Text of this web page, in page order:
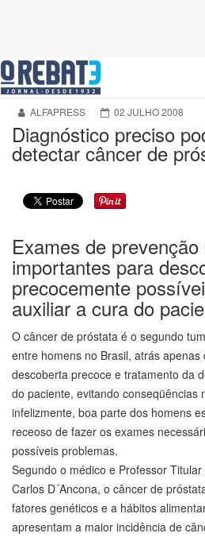
ALFAPRESS 02 JULHO 2008
Diagnóstico preciso
detectar câncer de
Exames de
importantes para
precocemente
auxiliar a cura do
O câncer de próstata é o segundo
entre homens no Brasil, atrás
descoberta precoce e tratamento da
do paciente, evitando conseqüências
infelizmente, boa parte dos homens
receoso de fazer os exames
possíveis problemas.
Segundo o médico e Professor
Carlos D´Ancona, o câncer de
fatores genéticos e a hábitos
apresentam a maior incidência de